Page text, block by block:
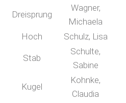
Dreisprung
Wagner,
Michaela
Hoch Schulz, Lisa
Stab
Schulte,
Sabine
Kugel
Kohnke,
Claudia